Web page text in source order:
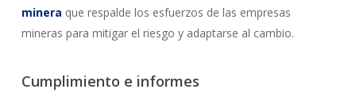
minera que respalde los esfuerzos de las empresas
mineras para mitigar el riesgo y adaptarse al cambio.
Cumplimiento e informes